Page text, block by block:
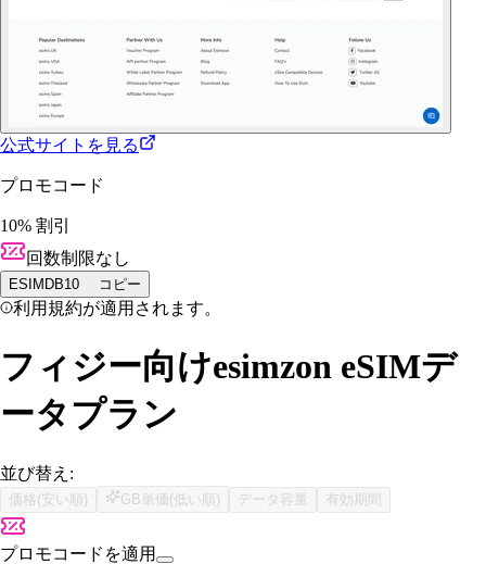
公式サイトを見る
プロモコード
10% 割引
回数制限なし
ESIMDB10 コピー
利用規約が適用されます。
フィジー向けesimzon eSIMデ
ータプラン
並び替え:
価格(安い順) GB単価(低い順) データ容量 有効期間
プロモコードを適用